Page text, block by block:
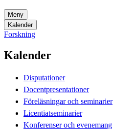
Meny
Kalender
Forskning
Kalender
Disputationer
Docentpresentationer
Föreläsningar och seminarier
Licentiatseminarier
Konferenser och evenemang